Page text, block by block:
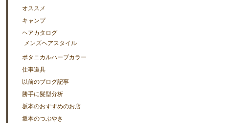
オススメ
キャンプ
ヘアカタログ
メンズヘアスタイル
ボタニカルハーブカラー
仕事道具
以前のブログ記事
勝手に髪型分析
坂本のおすすめのお店
坂本のつぶやき